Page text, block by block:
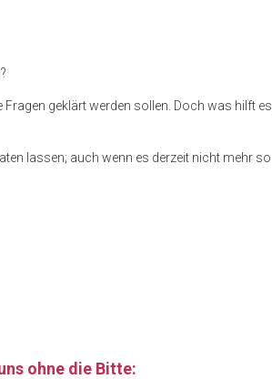
geklärt werden sollen. Doch was hilft es,
lassen; auch wenn es derzeit nicht mehr so
ohne die Bitte: